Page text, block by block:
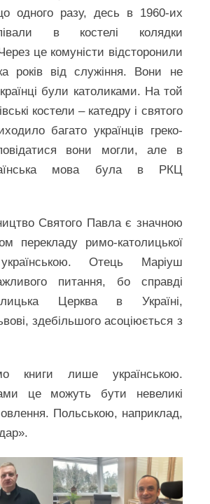
одного разу, десь в 1960-их
в костелі колядки
це комуністи відсторонили
років від служіння. Вони не
були католиками. На той
костели – катедру і святого
багато українців греко-
вони могли, але в
мова була в РКЦ
Святого Павла є значною
перекладу римо-католицької
Отець Маріуш
питання, бо справді
Церква в Україні,
здебільшого асоціюється з
книги лише українською.
це можуть бути невеликі
Польською, наприклад,